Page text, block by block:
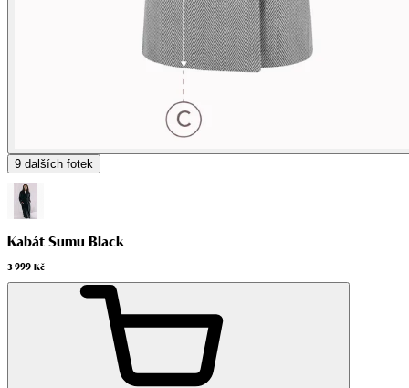
9 dalších fotek
Kabát Sumu Black
3 999 Kč